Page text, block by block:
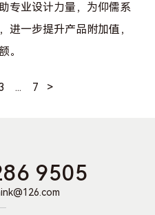
专业设计力量，为仰儒系
进一步提升产品附加值，
。
... 7 >
9505